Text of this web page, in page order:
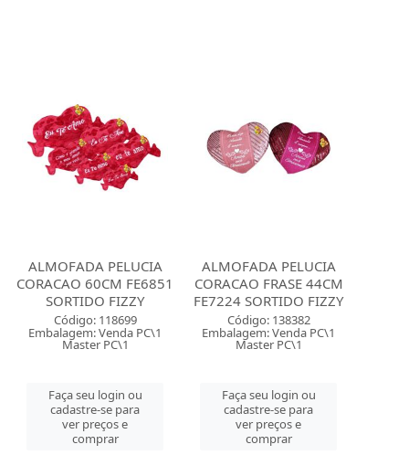
ALMOFADA PELUCIA
CORACAO 60CM FE6851
SORTIDO FIZZY
Código: 118699
Embalagem: Venda PC\1
Master PC\1
Faça seu login ou
cadastre-se para
ver preços e
comprar
ALMOFADA PELUCIA
CORACAO FRASE 44CM
FE7224 SORTIDO FIZZY
Código: 138382
Embalagem: Venda PC\1
Master PC\1
Faça seu login ou
cadastre-se para
ver preços e
comprar